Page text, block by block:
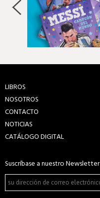
LIBROS
NOSOTROS
CONTACTO
NOTICIAS
CATÁLOGO DIGITAL
Suscríbase a nuestro Newsletter